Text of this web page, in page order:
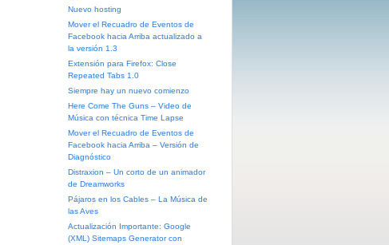
Nuevo hosting
Mover el Recuadro de Eventos de
Facebook hacia Arriba actualizado a
la versión 1.3
Extensión para Firefox: Close
Repeated Tabs 1.0
Siempre hay un nuevo comienzo
Here Come The Guns – Video de
Música con técnica Time Lapse
Mover el Recuadro de Eventos de
Facebook hacia Arriba – Versión de
Diagnóstico
Distraxion – Un corto de un animador
de Dreamworks
Pájaros en los Cables – La Música de
las Aves
Actualización Importante: Google
(XML) Sitemaps Generator con